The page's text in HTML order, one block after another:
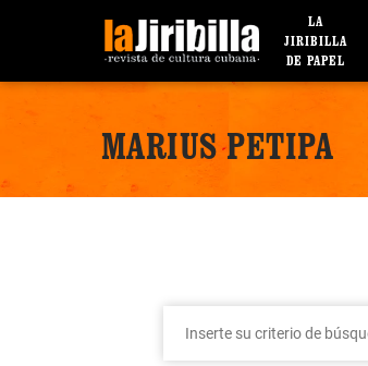
LA
JIRIBILLA
DE PAPEL
MARIUS PETIPA